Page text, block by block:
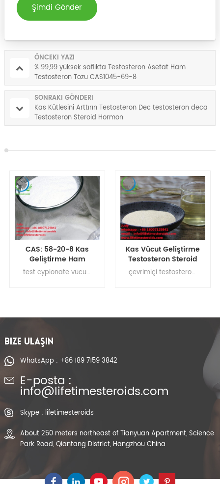
Şimdi Gönder
ÖNCEKI YAZI
% 99,99 yüksek saflıkta Testosteron Asetat Ham
Testosteron Tozu CAS1045-69-8
SONRAKI GÖNDERI
Kas Kütlesini Arttırın Testosteron Dec testosteron deca
Testosteron Steroid Hormon
Kas Vücut Geliştirme
Testosteron Steroid
Hormon Testosteron
Cypionate
çevrimiçi testosteron cypionate satın alın, vücut geliştirme için testosteron cypionate testosteron cypionate vücut geliştirme, testosteron cypionate fiyatı
Yasal Enjeksiyon Kas
Yapısı Testosteron
Enanthate CAS 315-test enantat fiyatı çevrimiçi testosteron enanthate satın alın testosteron enanthate çevrimiçi test enanthate satın al
BIZE ULAŞIN
WhatsApp : +86 189 7159 3842
E-posta :
info@lifetimesteroids.com
Skype : lifetimesteroids
About 250 meters northeast of Tianyuan Apartment, Science
Park Road, Qiantang District, Hangzhou China